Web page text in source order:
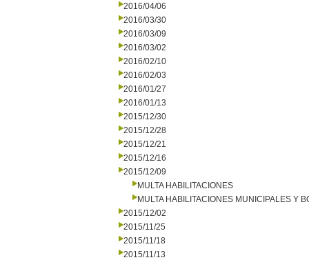
2016/04/06
2016/03/30
2016/03/09
2016/03/02
2016/02/10
2016/02/03
2016/01/27
2016/01/13
2015/12/30
2015/12/28
2015/12/21
2015/12/16
2015/12/09
MULTA HABILITACIONES
MULTA HABILITACIONES MUNICIPALES Y
2015/12/02
2015/11/25
2015/11/18
2015/11/13